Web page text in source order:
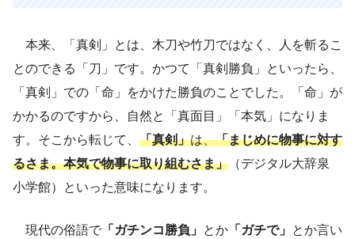
本来、「真剣」とは、木刀や竹刀ではなく、人を斬るこ
とのできる「刀」です。かつて「真剣勝負」といったら、
「真剣」での「命」をかけた勝負のことでした。「命」が
かかるのですから、自然と「真面目」「本気」になりま
す。そこから転じて、 「真剣」は、「まじめに物事に対す
るさま。本気で物事に取り組むさま」 （デジタル大辞泉
小学館）といった意味になります。
現代の俗語で 「ガチンコ勝負」 とか 「ガチで」 とか言い